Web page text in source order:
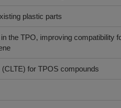
plastic parts
the TPO, improving compatibility
for TPOS compounds